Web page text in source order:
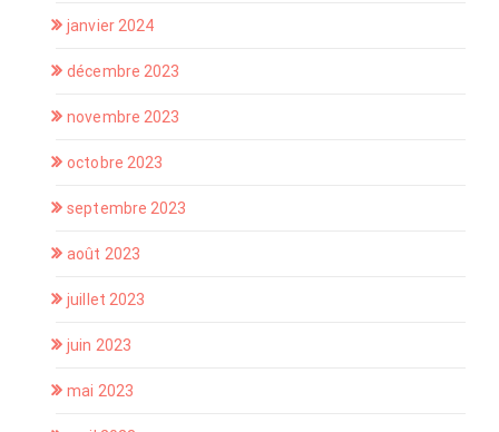
janvier 2024
décembre 2023
novembre 2023
octobre 2023
septembre 2023
août 2023
juillet 2023
juin 2023
mai 2023